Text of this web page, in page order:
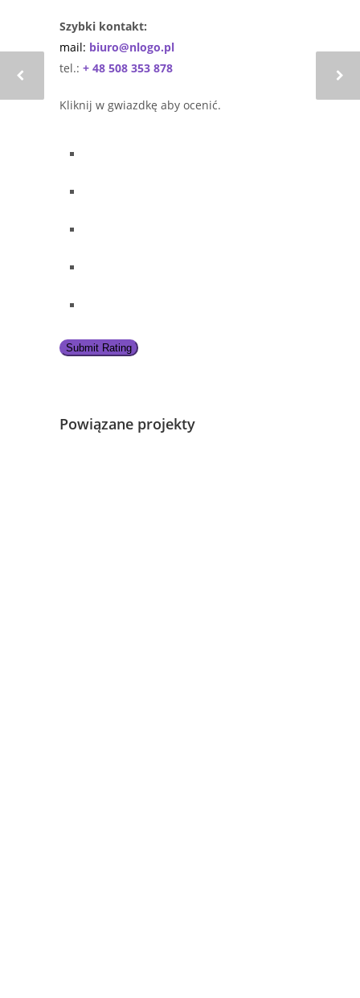
Szybki kontakt:
mail: biuro@nlogo.pl
tel.: + 48 508 353 878
Kliknij w gwiazdkę aby ocenić.
Submit Rating
Powiązane projekty